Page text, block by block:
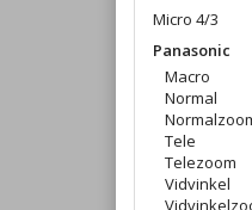
Micro 4/3
Panasonic
Macro
Normal
Tele
Telezoom
Vidvinkel